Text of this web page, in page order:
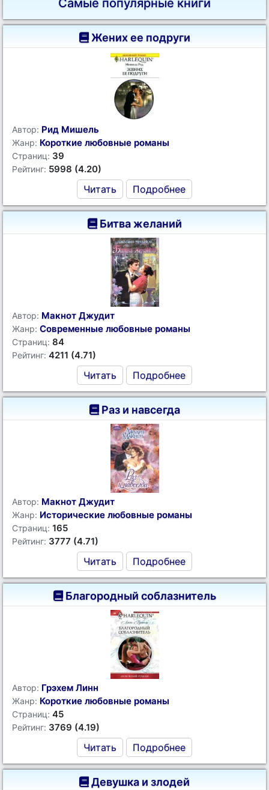
Самые популярные книги
Жених ее подруги
Автор: Рид Мишель
Жанр: Короткие любовные романы
Страниц: 39
Рейтинг: 5998 (4.20)
Читать Подробнее
Битва желаний
Автор: Макнот Джудит
Жанр: Современные любовные романы
Страниц: 84
Рейтинг: 4211 (4.71)
Читать Подробнее
Раз и навсегда
Автор: Макнот Джудит
Жанр: Исторические любовные романы
Страниц: 165
Рейтинг: 3777 (4.71)
Читать Подробнее
Благородный соблазнитель
Автор: Грэхем Линн
Жанр: Короткие любовные романы
Страниц: 45
Рейтинг: 3769 (4.19)
Читать Подробнее
Девушка и злодей